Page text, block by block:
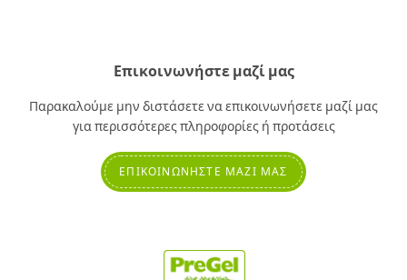
Επικοινωνήστε μαζί μας
Παρακαλούμε μην διστάσετε να επικοινωνήσετε μαζί μας
για περισσότερες πληροφορίες ή προτάσεις
ΕΠΙΚΟΙΝΩΝΉΣΤΕ ΜΑΖΊ ΜΑΣ